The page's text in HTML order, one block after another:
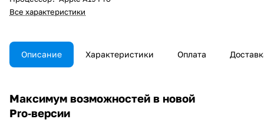
Все характеристики
Описание Характеристики Оплата
Максимум возможностей в новой
Pro‑версии